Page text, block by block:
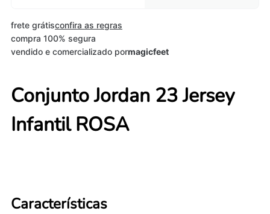
frete grátisconfira as regras
compra 100% segura
vendido e comercializado pormagicfeet
Conjunto Jordan 23 Jersey
Infantil ROSA
Características